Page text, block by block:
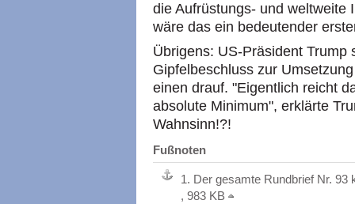
die Aufrüstungs- und weltweite
wäre das ein bedeutender
Übrigens: US-Präsident
Gipfelbeschluss zur
einen drauf. "Eigentlich reicht
absolute Minimum", erklärte
Wahnsinn!?!
Fußnoten
1. Der gesamte Rundbrief Nr. 93
, 983 KB